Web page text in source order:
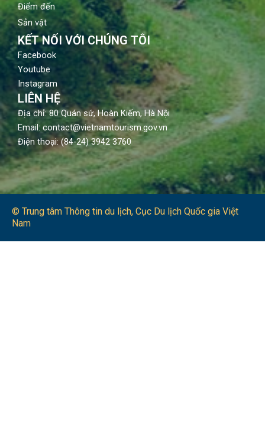
Điểm đến
Sản vật
KẾT NỐI VỚI CHÚNG TÔI
Facebook
Youtube
Instagram
LIÊN HỆ
Địa chỉ: 80 Quán sứ, Hoàn Kiếm, Hà Nội
Email: contact@vietnamtourism.gov.vn
Điện thoại: (84-24) 3942 3760
© Trung tâm Thông tin du lịch​, Cục Du lịch Quốc gia Việt
Nam